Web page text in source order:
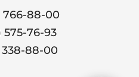
766-88-00
575-76-93
338-88-00